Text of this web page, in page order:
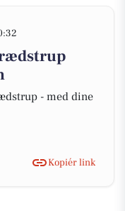
- med dine
Kopiér link